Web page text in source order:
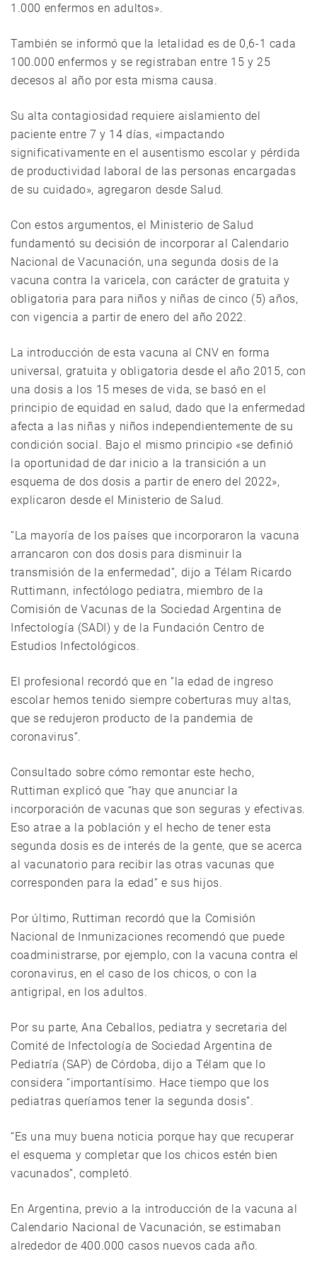
1.000 enfermos en adultos».
También se informó que la letalidad es de 0,6-1 cada
100.000 enfermos y se registraban entre 15 y 25
decesos al año por esta misma causa.
Su alta contagiosidad requiere aislamiento del
paciente entre 7 y 14 días, «impactando
significativamente en el ausentismo escolar y pérdida
de productividad laboral de las personas encargadas
de su cuidado», agregaron desde Salud.
Con estos argumentos, el Ministerio de Salud
fundamentó su decisión de incorporar al Calendario
Nacional de Vacunación, una segunda dosis de la
vacuna contra la varicela, con carácter de gratuita y
obligatoria para para niños y niñas de cinco (5) años,
con vigencia a partir de enero del año 2022.
La introducción de esta vacuna al CNV en forma
universal, gratuita y obligatoria desde el año 2015, con
una dosis a los 15 meses de vida, se basó en el
principio de equidad en salud, dado que la enfermedad
afecta a las niñas y niños independientemente de su
condición social. Bajo el mismo principio «se definió
la oportunidad de dar inicio a la transición a un
esquema de dos dosis a partir de enero del 2022»,
explicaron desde el Ministerio de Salud.
“La mayoría de los países que incorporaron la vacuna
arrancaron con dos dosis para disminuir la
transmisión de la enfermedad”, dijo a Télam Ricardo
Ruttimann, infectólogo pediatra, miembro de la
Comisión de Vacunas de la Sociedad Argentina de
Infectología (SADI) y de la Fundación Centro de
Estudios Infectológicos.
El profesional recordó que en “la edad de ingreso
escolar hemos tenido siempre coberturas muy altas,
que se redujeron producto de la pandemia de
coronavirus”.
Consultado sobre cómo remontar este hecho,
Ruttiman explicó que “hay que anunciar la
incorporación de vacunas que son seguras y efectivas.
Eso atrae a la población y el hecho de tener esta
segunda dosis es de interés de la gente, que se acerca
al vacunatorio para recibir las otras vacunas que
corresponden para la edad” e sus hijos.
Por último, Ruttiman recordó que la Comisión
Nacional de Inmunizaciones recomendó que puede
coadministrarse, por ejemplo, con la vacuna contra el
coronavirus, en el caso de los chicos, o con la
antigripal, en los adultos.
Por su parte, Ana Ceballos, pediatra y secretaria del
Comité de Infectología de Sociedad Argentina de
Pediatría (SAP) de Córdoba, dijo a Télam que lo
considera “importantísimo. Hace tiempo que los
pediatras queríamos tener la segunda dosis”.
“Es una muy buena noticia porque hay que recuperar
el esquema y completar que los chicos estén bien
vacunados”, completó.
En Argentina, previo a la introducción de la vacuna al
Calendario Nacional de Vacunación, se estimaban
alrededor de 400.000 casos nuevos cada año.